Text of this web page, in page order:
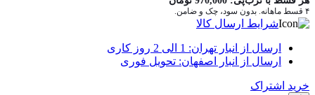
۴ قسط ماهانه. بدون سود، چک و ضامن.
شرایط ارسال کالا
ارسال از انبار تهران: 1 الی 2 روز کاری
ارسال از انبار اصفهان: تحویل فوری
خرید اشتراک